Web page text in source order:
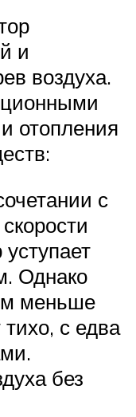
и
воздуха.
отопления
с
уступает
Однако
меньше
с едва
без